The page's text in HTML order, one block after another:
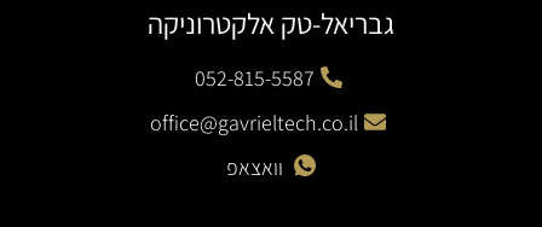
גבריאל-טק אלקטרוניקה
052-815-5587
office@gavrieltech.co.il
וואצאפ